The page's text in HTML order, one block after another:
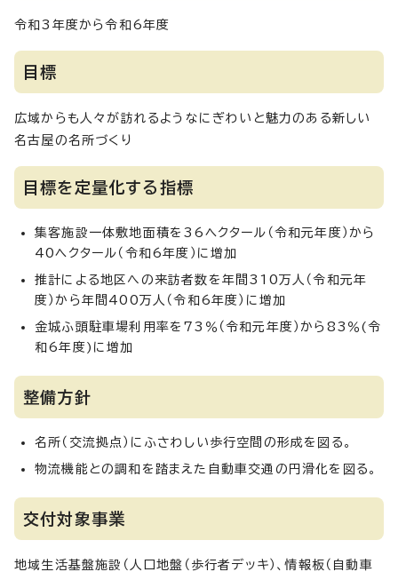
令和3年度から令和6年度
目標
広域からも人々が訪れるようなにぎわいと魅力のある新しい
名古屋の名所づくり
目標を定量化する指標
集客施設一体敷地面積を36ヘクタール（令和元年度）から
40ヘクタール（令和6年度）に増加
推計による地区への来訪者数を年間310万人（令和元年
度）から年間400万人（令和6年度）に増加
金城ふ頭駐車場利用率を73％（令和元年度）から83％(令
和6年度)に増加
整備方針
名所（交流拠点）にふさわしい歩行空間の形成を図る。
物流機能との調和を踏まえた自動車交通の円滑化を図る。
交付対象事業
地域生活基盤施設（人口地盤（歩行者デッキ）、情報板（自動車